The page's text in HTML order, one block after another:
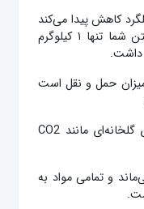
کاهش پیدا می‌کند
به نحوی که به ازای هر ۱۰۰ کیلوگرم بتن شما تنها ۱ کیلوگرم
داشت.
حمل و نقل است
تا حدود ۵۰ درصد میزان انتشار گازهای گلخانه‌ای مانند CO2
و تمامی مواد به